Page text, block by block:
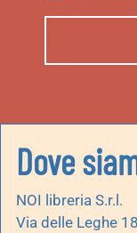
Dove
NOI libreria S.r.l.
Via delle Leghe 18